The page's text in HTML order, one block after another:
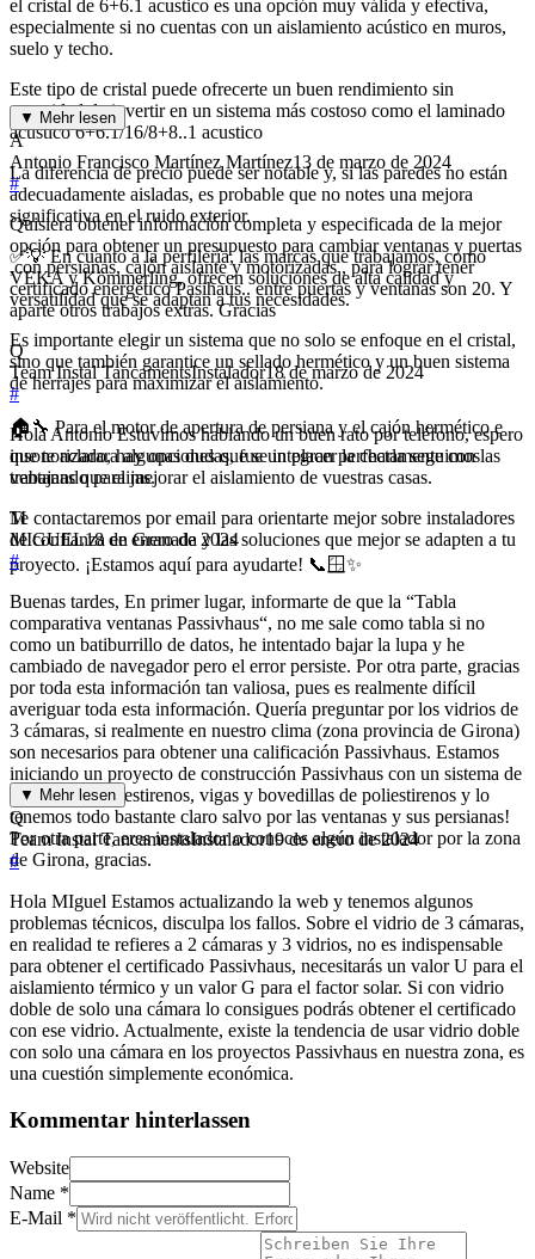
el cristal de 6+6.1 acustico es una opción muy válida y efectiva,
especialmente si no cuentas con un aislamiento acústico en muros,
suelo y techo.
Este tipo de cristal puede ofrecerte un buen rendimiento sin
necesidad de invertir en un sistema más costoso como el laminado
acústico 6+6.1/16/8+8..1 acustico
La diferencia de precio puede ser notable y, si las paredes no están
adecuadamente aisladas, es probable que no notes una mejora
significativa en el ruido exterior.
✅💡 En cuanto a la perfilería, las marcas que trabajamos, como
VEKA y Kömmerling, ofrecen soluciones de alta calidad y
versatilidad que se adaptan a tus necesidades.
Es importante elegir un sistema que no solo se enfoque en el cristal,
sino que también garantice un sellado hermético y un buen sistema
de herrajes para maximizar el aislamiento.
🏠🔧 Para el motor de apertura de persiana y el cajón hermético e
insonorizado, hay opciones que se integran perfectamente con las
ventanas que elijas.
Te contactaremos por email para orientarte mejor sobre instaladores
de confianza en Granada y las soluciones que mejor se adapten a tu
proyecto. ¡Estamos aquí para ayudarte! 📞🪟✨
▼ Mehr lesen
A
Antonio Francisco Martínez Martínez13 de marzo de 2024
#
Quisiera obtener información completa y especificada de la mejor
opción para obtener un presupuesto para cambiar ventanas y puertas
,con persianas, cajón aislante y motorizadas , para lograr tener
certificado energético Pasihaus.. entre puertas y ventanas son 20. Y
aparte otros trabajos extras. Gracias
Q
Team Instal TancamentsInstalador18 de marzo de 2024
#
Hola Antonio Estuvimos hablando un buen rato por teléfono, espero
que te aclarara algunas dudas, fue un placer la charla seguimos
trabajando para mejorar el aislamiento de vuestras casas.
M
MIGUEL18 de enero de 2024
#
Buenas tardes, En primer lugar, informarte de que la “Tabla
comparativa ventanas Passivhaus“, no me sale como tabla si no
como un batiburrillo de datos, he intentado bajar la lupa y he
cambiado de navegador pero el error persiste. Por otra parte, gracias
por toda esta información tan valiosa, pues es realmente difícil
averiguar toda esta información. Quería preguntar por los vidrios de
3 cámaras, si realmente en nuestro clima (zona provincia de Girona)
son necesarios para obtener una calificación Passivhaus. Estamos
iniciando un proyecto de construcción Passivhaus con un sistema de
bloques de poliestirenos, vigas y bovedillas de poliestirenos y lo
tenemos todo bastante claro salvo por las ventanas y sus persianas!
Por otra parte, eres instalador o conoces algún instalador por la zona
de Girona, gracias.
▼ Mehr lesen
Q
Team Instal TancamentsInstalador19 de enero de 2024
#
Hola MIguel Estamos actualizando la web y tenemos algunos
problemas técnicos, disculpa los fallos. Sobre el vidrio de 3 cámaras,
en realidad te refieres a 2 cámaras y 3 vidrios, no es indispensable
para obtener el certificado Passivhaus, necesitarás un valor U para el
aislamiento térmico y un valor G para el factor solar. Si con vidrio
doble de solo una cámara lo consigues podrás obtener el certificado
con ese vidrio. Actualmente, existe la tendencia de usar vidrio doble
con solo una cámara en los proyectos Passivhaus en nuestra zona, es
una cuestión simplemente económica.
Kommentar hinterlassen
Website
Name *
E-Mail *